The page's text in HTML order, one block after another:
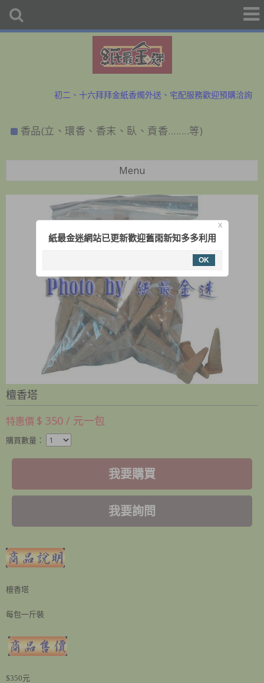
初二、十六拜拜金紙香燭外送、宅配服務歡迎預購洽詢
初二、十六拜拜金紙香燭外送、宅配服務歡迎預購洽詢
香品(立、環香、香末、臥、貢香........等)
Menu
檀香塔
特惠價 $ 350 / 元一包
購買數量：
我要購買
我要詢問
檀香塔
每包一斤裝
$350元
X
紙最金迷網站已更新歡迎舊雨新知多多利用
OK